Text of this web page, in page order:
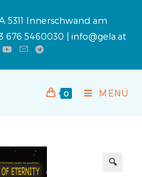
5311 Innerschwand am
676 5460030 | info@gela.at
0 MENÜ